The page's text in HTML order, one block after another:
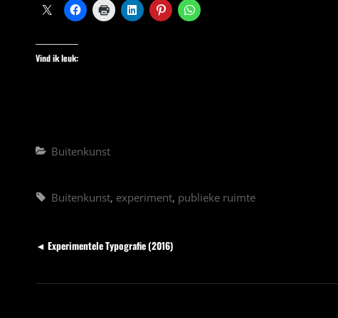
Vind ik leuk:
Categorieën
Buitenkunst
Tags,
Buitenkunst, experiment, publieke ruimte
Berichten
Vorig
◄ Experimentele Typografie (2016)